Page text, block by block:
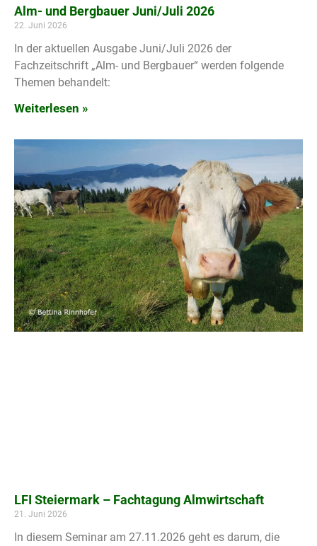
Alm- und Bergbauer Juni/Juli 2026
22. Juni 2026
In der aktuellen Ausgabe Juni/Juli 2026 der
Fachzeitschrift „Alm- und Bergbauer“ werden folgende
Themen behandelt:
Weiterlesen »
LFI Steiermark – Fachtagung Almwirtschaft
21. Juni 2026
In diesem Seminar am 27.11.2026 geht es darum, die